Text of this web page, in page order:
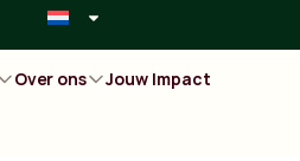
Over ons
Jouw Impact